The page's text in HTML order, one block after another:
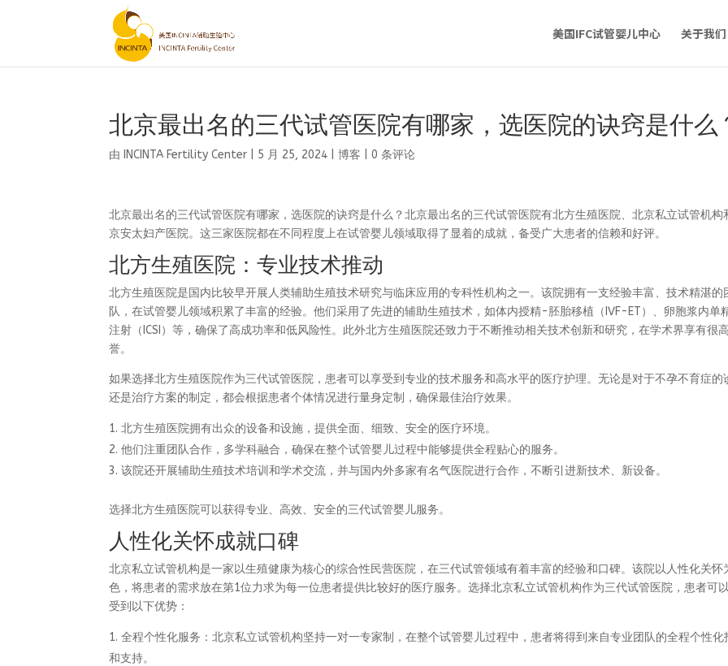
美国IFC试管婴儿中心 关于我们
北京最出名的三代试管医院有哪家，选医院的诀窍是什么
由 INCINTA Fertility Center 5 月 25, 2024 |博客 |0 条评论
北京最出名的三代试管医院有哪家，选医院的诀窍是什么？北京最出名的三代试管医院有北方生殖医院、北京私立试管机构
京安太妇产医院。这三家医院都在不同程度上在试管婴儿领域取得了显着的成就，备受广大患者的信赖和好评。
北方生殖医院：专业技术推动
北方生殖医院是国内比较早开展人类辅助生殖技术研究与临床应用的专科性机构之一。该院拥有一支经验丰富、技术精湛的
队，在试管婴儿领域积累了丰富的经验。他们采用了先进的辅助生殖技术，如体内授精-胚胎移植（IVF-ET）、卵胞浆内单
注射（ICSI）等，确保了高成功率和低风险性。此外北方生殖医院还致力于不断推动相关技术创新和研究，在学术界享有很
誉。
如果选择北方生殖医院作为三代试管医院，患者可以享受到专业的技术服务和高水平的医疗护理。无论是对于不孕不育症的
还是治疗方案的制定，都会根据患者个体情况进行量身定制，确保最佳治疗效果。
北方生殖医院拥有出众的设备和设施，提供全面、细致、安全的医疗环境。
他们注重团队合作，多学科融合，确保在整个试管婴儿过程中能够提供全程贴心的服务。
该院还开展辅助生殖技术培训和学术交流，并与国内外多家有名气医院进行合作，不断引进新技术、新设备。
选择北方生殖医院可以获得专业、高效、安全的三代试管婴儿服务。
人性化关怀成就口碑
北京私立试管机构是一家以生殖健康为核心的综合性民营医院，在三代试管领域有着丰富的经验和口碑。该院以人性化关怀
色，将患者的需求放在第1位力求为每一位患者提供比较好的医疗服务。选择北京私立试管机构作为三代试管医院，患者可
受到以下优势：
全程个性化服务：北京私立试管机构坚持一对一专家制，在整个试管婴儿过程中，患者将得到来自专业团队的全程个性化
和支持。